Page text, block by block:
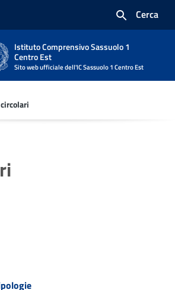
Cerca
navigazione
Istituto Comprensivo Sassuolo 1
Centro Est
Sito web ufficiale dell'IC Sassuolo 1 Centro Est